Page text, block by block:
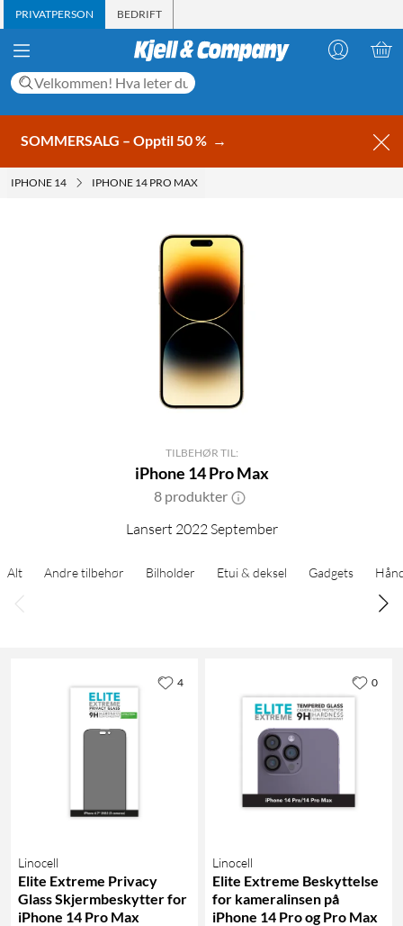
PRIVATPERSON BEDRIFT
SOMMERSALG – Opptil 50 % →
IPHONE 14 IPHONE 14 PRO MAX
TILBEHØR TIL:
iPhone 14 Pro Max
8 produkter
Lansert 2022 September
Alt Andre tilbehør Bilholder Etui & deksel Gadgets
Linocell
Elite Extreme Privacy
Glass Skjermbeskytter for
iPhone 14 Pro Max
4
Linocell
Elite Extreme Beskyttelse
for kameralinsen på
iPhone 14 Pro og Pro Max
0